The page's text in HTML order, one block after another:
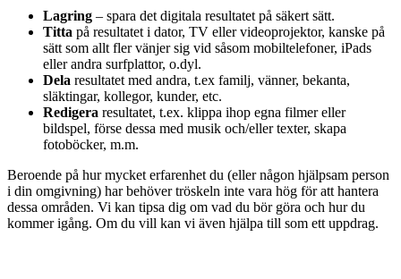
Lagring – spara det digitala resultatet på säkert sätt.
Titta på resultatet i dator, TV eller videoprojektor, kanske på
sätt som allt fler vänjer sig vid såsom mobiltelefoner, iPads
eller andra surfplattor, o.dyl.
Dela resultatet med andra, t.ex familj, vänner, bekanta,
släktingar, kollegor, kunder, etc.
Redigera resultatet, t.ex. klippa ihop egna filmer eller
bildspel, förse dessa med musik och/eller texter, skapa
fotoböcker, m.m.
Beroende på hur mycket erfarenhet du (eller någon hjälpsam person
i din omgivning) har behöver tröskeln inte vara hög för att hantera
dessa områden. Vi kan tipsa dig om vad du bör göra och hur du
kommer igång. Om du vill kan vi även hjälpa till som ett uppdrag.